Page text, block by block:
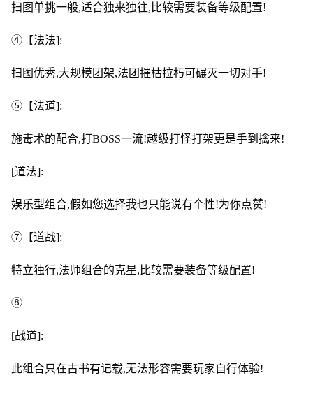
扫图单挑一般,适合独来独往,比较需要装备等级配置!
④【法法]:
扫图优秀,大规模团架,法团摧枯拉朽可碾灭一切对手!
⑤【法道]:
施毒术的配合,打BOSS一流!越级打怪打架更是手到擒来!
[道法]:
娱乐型组合,假如您选择我也只能说有个性!为你点赞!
⑦【道战]:
特立独行,法师组合的克星,比较需要装备等级配置!
⑧
[战道]:
此组合只在古书有记载,无法形容需要玩家自行体验!